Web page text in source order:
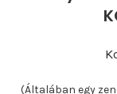
(Általában egy